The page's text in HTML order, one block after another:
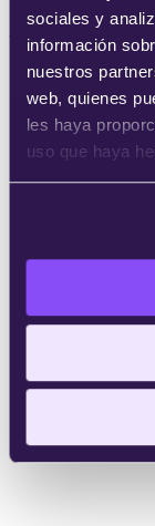
sociales y
información
nuestros
web, quienes
les haya
uso que haya
04
Consigue